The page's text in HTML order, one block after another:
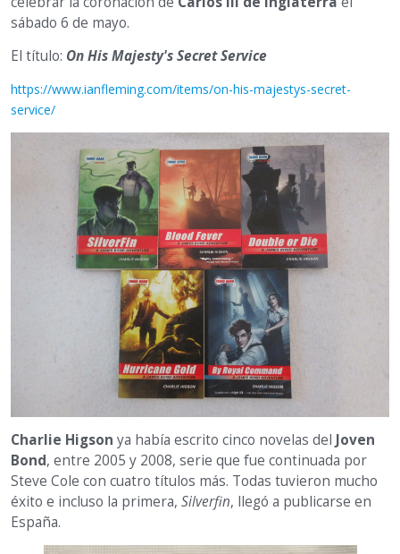
sábado 6 de mayo.
El título: On His Majesty's Secret Service
https://www.ianfleming.com/items/on-his-majestys-secret-
service/
Charlie Higson ya había escrito cinco novelas del Joven
Bond, entre 2005 y 2008, serie que fue continuada por
Steve Cole con cuatro títulos más. Todas tuvieron mucho
éxito e incluso la primera, Silverfin, llegó a publicarse en
España.